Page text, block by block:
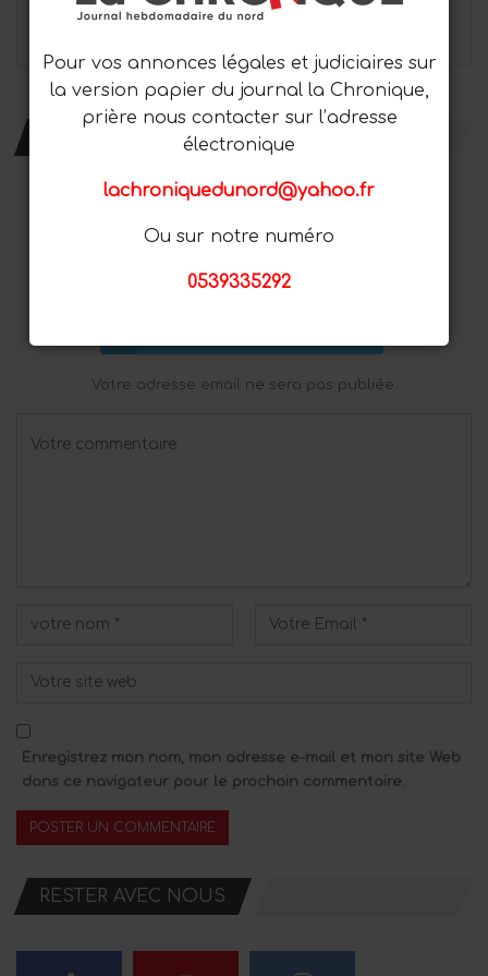
LAISSER UN COMMENTAIRE
Connecter avec:
Connectez-Vous Avec Facebook
Connectez-Vous Avec Google
Votre adresse email ne sera pas publiée.
Enregistrez mon nom, mon adresse e-mail et mon site Web
dans ce navigateur pour le prochain commentaire.
RESTER AVEC NOUS
Pour vos annonces légales et judiciaires sur
la version papier du journal la Chronique,
prière nous contacter sur l’adresse
électronique
lachroniquedunord@yahoo.fr
Ou sur notre numéro
0539335292